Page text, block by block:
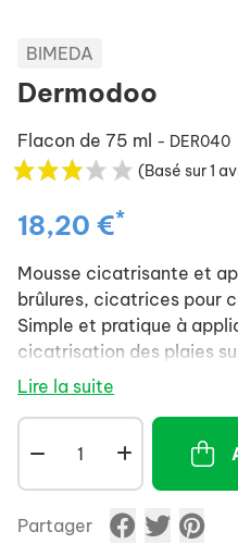
BIMEDA
Dermodoo
Flacon de 75 ml - DER040
(Basé sur 1
18,20 €*
Mousse cicatrisante et
brûlures, cicatrices pour
Simple et pratique à
cicatrisation des plaies
- Brûlures du premier
- Dermatite exsudative.
- Cicatrices à aspect
Lire la suite
Partager